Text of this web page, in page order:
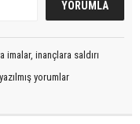
inançlara saldırı
yorumlar